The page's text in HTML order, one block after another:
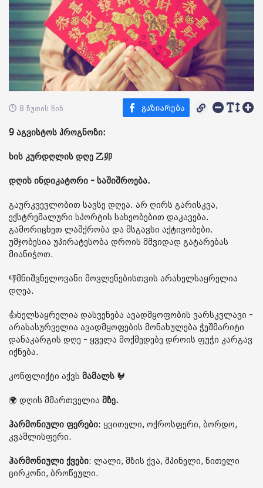
8 წუთის წინ
9 აგვისტოს პროგნოზი:
ხის კურდღლის დღე 乙卯
დღის ინდიკატორი - საშიშროება.
გაურკვევლობით სავსე დღეა. არ ღირს გარისკვა,
ექსტრემალური სპორტის სახეობებით დაკავება.
გამორიცხეთ ლაშქრობა და მსგავსი აქტივობები.
უმჯობესია უპირატესობა დროის მშვიდად გატარებას
მიანიჭოთ.
👎მნიშვნელოვანი მოვლენებისთვის არახელსაყრელია
დღეა.
👍ხელსაყრელია დასვენება ავადმყოფობის ვარსკვლავი -
არასასურველია ავადმყოფების მონახულება ჭეშმარიტი
დანაკარგის დღე - ყველა მოქმედებე დროის ფუჭი კარგავ
იქნება.
კონფლიქტი აქვს მამალს 🐓
🌍 დღის მმართველია მზე.
ჰარმონიული ფერები: ყვითელი, ოქროსფერი, ბორდო,
კვამლისფერი.
ჰარმონიული ქვები: ლალი, მზის ქვა, შპინელი, წითელი
ცირკონი, ბროწეული.